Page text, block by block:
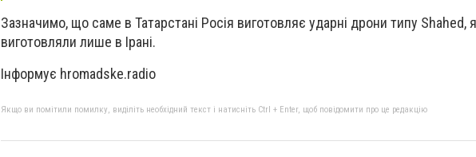
Зазначимо, що саме в Татарстані Росія виготовляє ударні дрони типу Shahed,
виготовляли лише в Ірані.
Інформує hromadske.radio
Якщо ви помітили помилку, виділіть необхідний текст і натисніть Ctrl + Enter, щоб повідомити про це редакцію